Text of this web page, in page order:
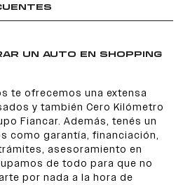
UN AUTO EN SHOPPING
te ofrecemos una extensa
y también Cero Kilómetro
Fiancar. Además, tenés un
como garantía, financiación,
asesoramiento en
de todo para que no
por nada a la hora de